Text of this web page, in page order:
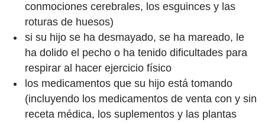
conmociones cerebrales, los esguinces y las
roturas de huesos)
si su hijo se ha desmayado, se ha mareado, le
ha dolido el pecho o ha tenido dificultades para
respirar al hacer ejercicio físico
los medicamentos que su hijo está tomando
(incluyendo los medicamentos de venta con y sin
receta médica, los suplementos y las plantas